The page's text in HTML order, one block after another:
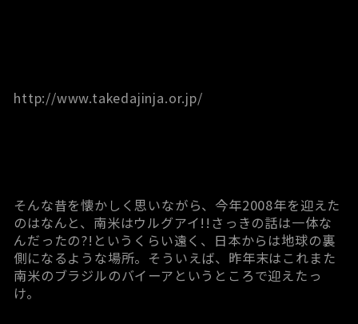
http://www.takedajinja.or.jp/
そんな昔を懐かしく思いながら、今年2008年を迎えた
のはなんと、南米はウルグアイ!!さっきの話は一体な
んだったの?!というくらい遠く、日本からは地球の裏
側になるような場所。そういえば、昨年末はこれまた
南米のブラジルのバイーアというところで迎えたっ
け。